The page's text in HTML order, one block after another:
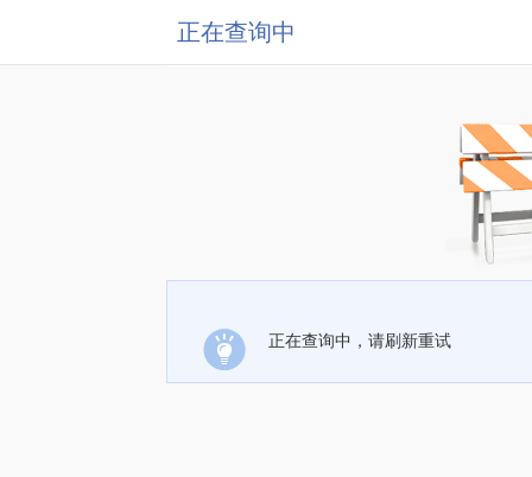
正在查询中
正在查询中，请刷新重试